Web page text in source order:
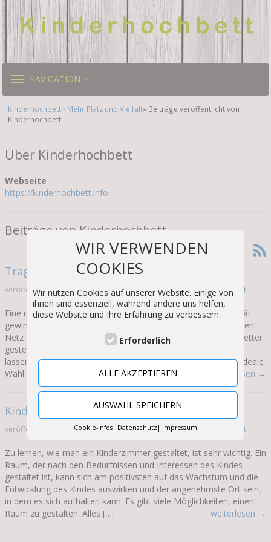
TOGGLE
NAVIGATION
Kinderhochbett - Mehr Platz und Vielfalt» Beiträge veröffentlicht von
Kinderhochbett
Über Kinderhochbett
Webseite
https://kinderhochbett.info
Beiträge von Kinderhochbett
Tragbares Etagenbett
veröffentlicht am 25. November 2020 inAllgemeinvon Kinderhochbett
Eine neue Art von verstellbarem Etagenbett, das an Popularität
gewinnt, ist das tragbare Etagenbett. Anstatt auf einem stabilen
Netz zu sitzen, werden zwei separate Betten auf separate Bretter
gestellt, die sich leicht wie ein kleines Bett zusammenklappen
lassen. Wenn das Zimmer Ihres Kindes klein ist, ist dies eine ideale
Wahl. Sie sparen nicht nur Platz […]
weiterlesen →
Kinderzimmer richtig gestalten
veröffentlicht am 25. November 2020 inAllgemeinvonKinderhochbett
Zu lernen, wie man ein Kinderzimmer gestaltet, ist sehr wichtig. Ein
Raum, der nach den Bedürfnissen und Interessen des Kindes
gestaltet ist, kann sich am positivsten auf das Wachstum und die
Entwicklung des Kindes auswirken und der angenehmste Ort sein,
in dem es sich aufhalten kann. Es gibt viele Möglichkeiten, einen
Raum zu gestalten. Alles […]
weiterlesen →
WIR VERWENDEN
COOKIES
Wir nutzen Cookies auf unserer Website. Einige von
ihnen sind essenziell, während andere uns helfen,
diese Website und Ihre Erfahrung zu verbessern.
Erforderlich
ALLE AKZEPTIEREN
AUSWAHL SPEICHERN
Cookie-Infos Datenschutz Impressum